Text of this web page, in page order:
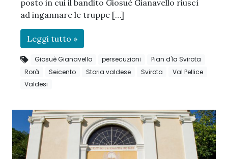
posto in cui il bandito Giosuè Gianavello riuscì
ad ingannare le truppe […]
Leggi tutto »
Giosuè Gianavello persecuzioni
Pian d'la Svirota
Rorà
Seicento Storia valdese Svirota
Val Pellice
Valdesi